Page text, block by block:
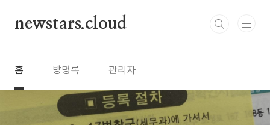
newstars.cloud
홈 방명록 관리자